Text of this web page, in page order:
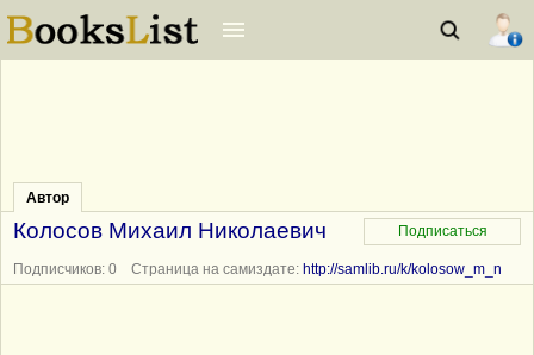
Автор
Колосов Михаил Николаевич
Подписчиков: 0 Страница на самиздате: http://samlib.ru/k/kolosow_m_n